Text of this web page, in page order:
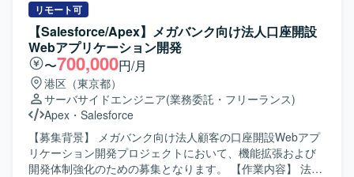
【ポジションの魅力】 ・Salesforceの複数クラウド
（ServiceCloud, SalesCloud, Classic環境など）に関わるこ
とで、幅広い機能・領域の知見を深めていただけます。 ・
顧客折衝から実装まで一貫して対応することで、上流工程
から開発までのスキルをバランスよく高めることができま
す。 ・継続的な保守・改善を通じて、長期的な関係構築と
業務理解を深める経験を積んでいただけます。 【開発環
境】 Salesforce（ServiceCloud, SalesCloud, Classic環
境）、Apex、Visualforce、AccountEngagement（旧
Pardot）などを利用した環境となっております。
ル調整、顧客折衝、各種会議のファシリテート、メンバー
管理、成果物レビューおよび品質・納期・スコープ管理を
ご担当いただきます。 PLとしては、業務要件整理、業務お
よび運用フロー設計、Salesforce機能設計・仕様調整、設計
レビュー、開発メンバーの管理・フォロー、テスト計画や
移行・リリース支援をご担当いただきます。 SEとしては、
Salesforce機能の設定・開発、外部連携のSalesforce側対
応、設計書などのドキュメント作成、テスト仕様書作成お
よびテスト実施、不具合対応、移行・リリース支援をご担
当いただきます。 【求める人物像】 上流工程を自走でき、
設計から実装まで一貫して対応できる方を求めています。
リモート可
【Salesforce/Apex】メガバンク向け法人口座開設
Webアプリケーション開発
〜700,000円/月
港区（東京都）
サーバサイドエンジニア(業務委託・フリーランス)
Apex ・ Salesforce
【募集背景】 メガバンク向け法人顧客の口座開設Webアプ
リケーション開発プロジェクトにおいて、機能拡張および
開発体制強化のための募集となります。 【作業内容】 法人